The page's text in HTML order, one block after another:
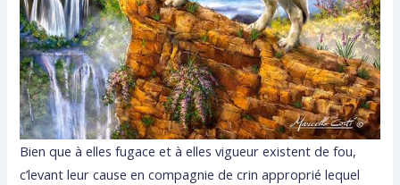
Bien que à elles fugace et à elles vigueur existent de fou,
c’levant leur cause en compagnie de crin approprié lequel